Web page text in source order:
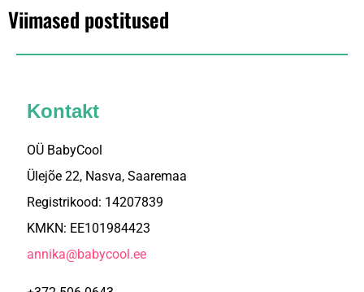
Viimased postitused
Kontakt
OÜ BabyCool
Ülejõe 22, Nasva, Saaremaa
Registrikood: 14207839
KMKN: EE101984423
annika@babycool.ee